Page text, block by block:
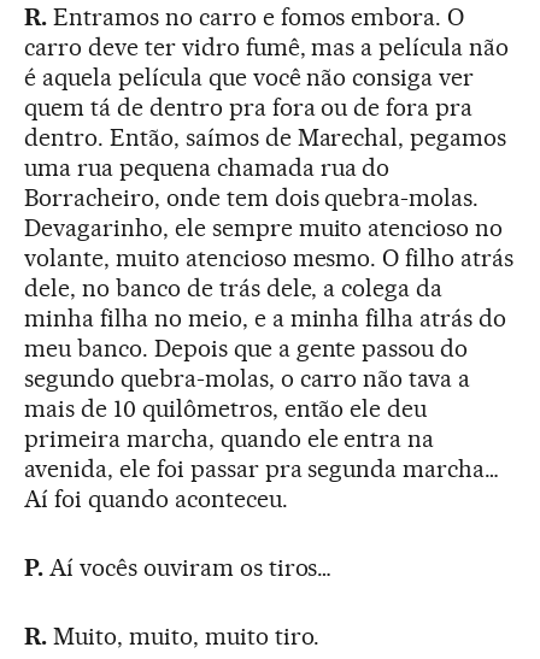
R.Entramos no carro e fomos embora. O
carro deve ter vidro fumê, mas a película não
é aquela película que você não consiga ver
quem tá de dentro pra fora ou de fora pra
dentro. Então, saímos de Marechal, pegamos
uma rua pequena chamada rua do
Borracheiro, onde tem dois quebra-molas.
Devagarinho, ele sempre muito atencioso no
volante, muito atencioso mesmo. O filho atrás
dele, no banco de trás dele, a colega da
minha filha no meio, e a minha filha atrás do
meu banco. Depois que a gente passou do
segundo quebra-molas, o carro não tava a
mais de 10 quilômetros, então ele deu
primeira marcha, quando ele entra na
avenida, ele foi passar pra segunda marcha…
Aí foi quando aconteceu.
P.Aí vocês ouviram os tiros…
R.Muito, muito, muito tiro.